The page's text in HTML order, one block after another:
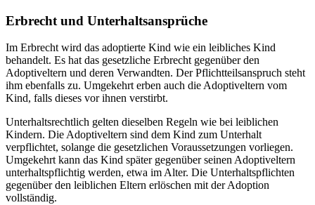
Erbrecht und Unterhaltsansprüche
Im Erbrecht wird das adoptierte Kind wie ein leibliches Kind
behandelt. Es hat das gesetzliche Erbrecht gegenüber den
Adoptiveltern und deren Verwandten. Der Pflichtteilsanspruch steht
ihm ebenfalls zu. Umgekehrt erben auch die Adoptiveltern vom
Kind, falls dieses vor ihnen verstirbt.
Unterhaltsrechtlich gelten dieselben Regeln wie bei leiblichen
Kindern. Die Adoptiveltern sind dem Kind zum Unterhalt
verpflichtet, solange die gesetzlichen Voraussetzungen vorliegen.
Umgekehrt kann das Kind später gegenüber seinen Adoptiveltern
unterhaltspflichtig werden, etwa im Alter. Die Unterhaltspflichten
gegenüber den leiblichen Eltern erlöschen mit der Adoption
vollständig.